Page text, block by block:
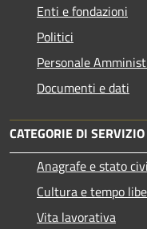
Enti e fondazioni
Politici
Personale
Documenti e dati
CATEGORIE DI SERVIZIO
Anagrafe e stato
Cultura e tempo
Vita lavorativa